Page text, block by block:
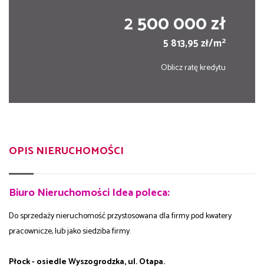
2 500 000 zł
5 813,95 zł/m2
Oblicz ratę kredytu
OPIS NIERUCHOMOŚCI
Biuro Nieruchomości Idea poleca:
Do sprzedaży nieruchomość przystosowana dla firmy pod kwatery
pracownicze, lub jako siedziba firmy.
Płock - osiedle Wyszogrodzka, ul. Otapa.